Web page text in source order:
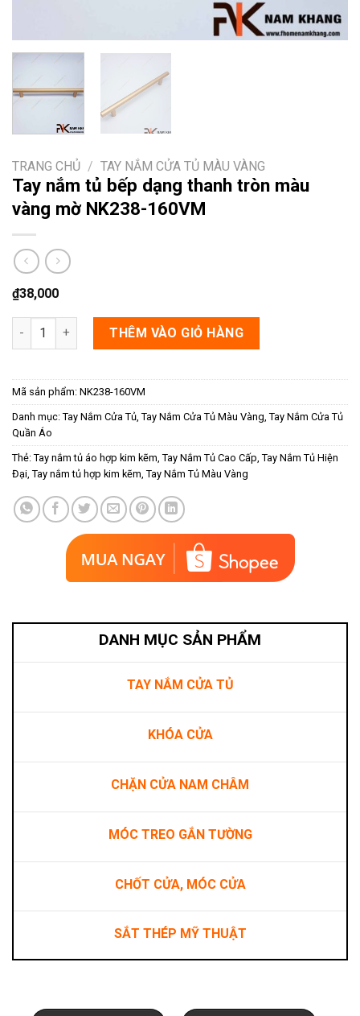
TRANG CHỦ / TAY NẮM CỬA TỦ MÀU VÀNG
Tay nắm tủ bếp dạng thanh tròn màu
vàng mờ NK238-160VM
₫38,000
Tay nắm tủ bếp dạng thanh tròn màu vàng mờ NK238-160VM
THÊM VÀO GIỎ HÀNG
Mã sản phẩm: NK238-160VM
Danh mục: Tay Nắm Cửa Tủ Tay Nắm Cửa Tủ Màu Vàng Tay Nắm Cửa Tủ
Quần Áo
Thẻ: Tay nắm tủ áo hợp kim kẽm Tay Nắm Tủ Cao Cấp Tay Nắm Tủ Hiện
Đại Tay nắm tủ hợp kim kẽm Tay Nắm Tủ Màu Vàng
DANH MỤC SẢN PHẨM
TAY NẮM CỬA TỦ
KHÓA CỬA
CHẶN CỬA NAM CHÂM
MÓC TREO GẮN TƯỜNG
CHỐT CỬA, MÓC CỬA
SẮT THÉP MỸ THUẬT